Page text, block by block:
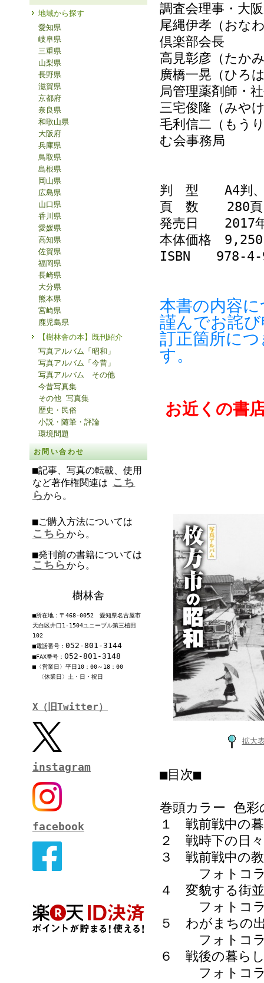
地域から探す
愛知県
岐阜県
三重県
山梨県
長野県
滋賀県
京都府
奈良県
和歌山県
大阪府
兵庫県
鳥取県
島根県
岡山県
広島県
山口県
香川県
愛媛県
高知県
佐賀県
福岡県
長崎県
大分県
熊本県
宮崎県
鹿児島県
【樹林舎の本】既刊紹介
写真アルバム「昭和」
写真アルバム「今昔」
写真アルバム その他
今昔写真集
その他 写真集
歴史・民俗
小説・随筆・評論
環境問題
お問い合わせ
■記事、写真の転載、使用
など著作権関連は こち
らから。
■ご購入方法については
こちら から。
■発刊前の書籍については
こちら から。
樹林舎
■所在地：〒468-0052 愛知県名古屋市
天白区井口1-1504ユニーブル第三植田
102
■電話番号： 052-801-3144
■FAX番号： 052-801-3148
■〈営業日〉平日10：00～18：00
〈休業日〉土・日・祝日
X（旧Twitter）
instagram
facebook
調査会理事・大
尾縄伊孝（おな
倶楽部会長
高見彰彦（たか
廣橋一晃（ひろ
局管理薬剤師・
三宅俊隆（みや
毛利信二（もう
む会事務局
判 型 A4判、
頁 数 280頁（
発売日 2017
本体価格
ISBN 978-4-
本書の内容
謹んでお詫
訂正箇所に
す。
お近くの書
拡大
■目次■
巻頭カラー 色彩
１ 戦前戦中の
２ 戦時下の日々
３ 戦前戦中の
フォトコラム
４ 変貌する街
フォトコラ
５ わがまちの
フォトコラ
６ 戦後の暮ら
フォトコラ